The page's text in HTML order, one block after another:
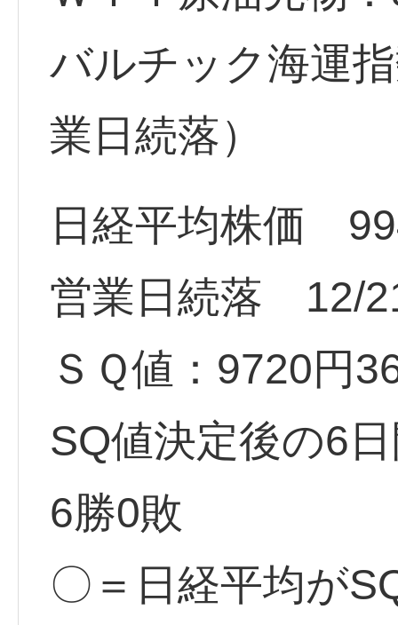
バルチック海運
業日続落）
日経平均株価
営業日続落 12/
ＳＱ値：9720円
SQ値決定後の6
6勝0敗
〇＝日経平均が